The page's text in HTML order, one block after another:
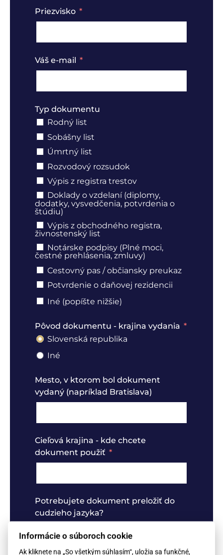
Priezvisko
Váš e-mail
Typ dokumentu
Rodný list
Sobášny list
Úmrtný list
Rozvodový rozsudok
Výpis z registra trestov
Doklady o vzdelaní (diplomy,
dodatky, vysvedčenia, potvrdenia o
štúdiu)
Výpis z obchodného registra,
živnostenský list
Notárske podpisy (Plné moci,
čestné prehlásenia, zmluvy)
Cestovný pas / občiansky preukaz
Potvrdenie o daňovej rezidencii
Iné (popíšte nižšie)
Pôvod dokumentu - krajina vydania
Slovenská republika
Iné
Mesto, v ktorom bol dokument
vydaný (napríklad Bratislava)
Cieľová krajina - kde chcete
dokument použiť
Potrebujete dokument preložiť do
cudzieho jazyka?
Mám záujem o preklady
Informácie o súboroch cookie
Ak kliknete na „So všetkým súhlasím“, uložia sa funkčné,